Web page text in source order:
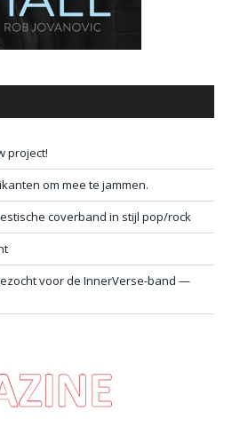
project!
om mee te jammen.
coverband in stijl pop/rock
voor de InnerVerse-band —